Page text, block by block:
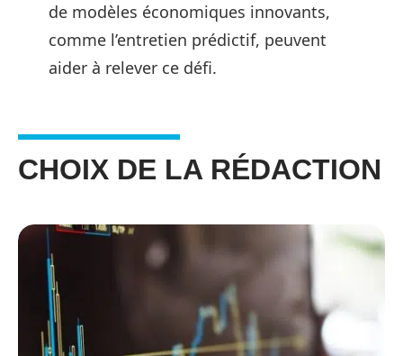
de modèles économiques innovants,
comme l’entretien prédictif, peuvent
aider à relever ce défi.
CHOIX DE LA RÉDACTION